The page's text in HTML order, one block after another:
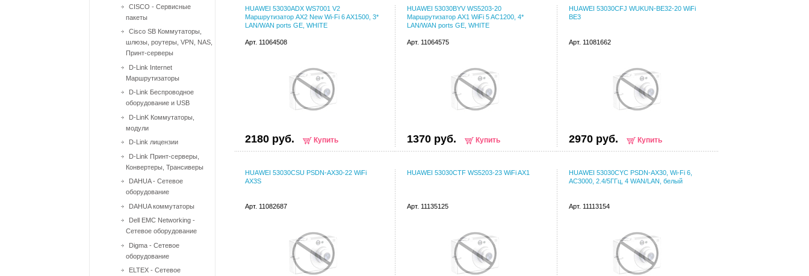
HUAWEI 53030ADX WS7001 V2
Маршрутизатор AX2 New Wi-Fi 6 AX1500, 3*
LAN/WAN ports GE, WHITE
Арт. 11064508
2180 руб. Купить
HUAWEI 53030BYV WS5203-20
Маршрутизатор AX1 WiFi 5 AC1200, 4*
LAN/WAN ports GE, WHITE
Арт. 11064575
1370 руб. Купить
HUAWEI 53030CFJ WUKUN-BE32-20 WiFi
BE3
Арт. 11081662
2970 руб. Купить
HUAWEI 53030CSU PSDN-AX30-22 WiFi
AX3S
Арт. 11082687
HUAWEI 53030CTF WS5203-23 WiFi AX1
Арт. 11135125
HUAWEI 53030CYC PSDN-AX30, Wi-Fi 6,
AC3000, 2.4/5ГГц, 4 WAN/LAN, белый
Арт. 11113154
CISCO - Сервисные
пакеты
Cisco SB Коммутаторы,
шлюзы, роутеры, VPN, NAS,
Принт-серверы
D-Link Internet
Маршрутизаторы
D-Link Беспроводное
оборудование и USB
D-LinK Коммутаторы,
модули
D-Link лицензии
D-Link Принт-серверы,
Конвертеры, Трансиверы
DAHUA - Сетевое
оборудование
DAHUA коммутаторы
Dell EMC Networking -
Сетевое оборудование
Digma - Сетевое
оборудование
ELTEX - Сетевое